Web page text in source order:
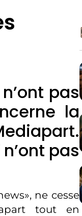
pas
la
pas
ne cesse
tout en